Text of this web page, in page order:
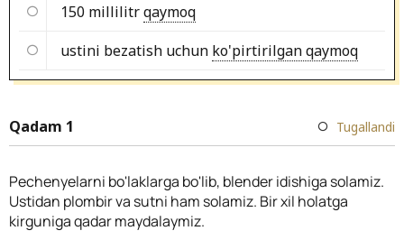
150 millilitrqaymoq
ustini bezatish uchun ko'pirtirilgan qaymoq
Qadam 1 Tugallandi
Pechenyelarni bo'laklarga bo'lib, blender idishiga solamiz.
Ustidan plombir va sutni ham solamiz. Bir xil holatga
kirguniga qadar maydalaymiz.